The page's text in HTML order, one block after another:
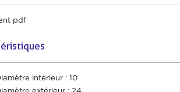
pdf
intérieur : 10